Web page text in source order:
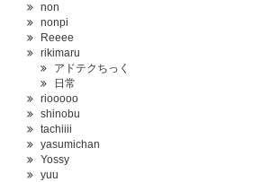
non
nonpi
Reeee
rikimaru
アドテクちっく
日常
riooooo
shinobu
tachiiii
yasumichan
Yossy
yuu